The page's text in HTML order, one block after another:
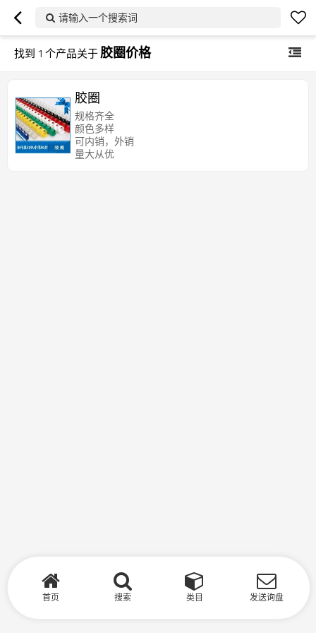
请输入一个搜索词
找到 1 个产品关于胶圈价格
胶圈
规格齐全
颜色多样
可内销，外销
量大从优
首页 搜索 类目 发送询盘